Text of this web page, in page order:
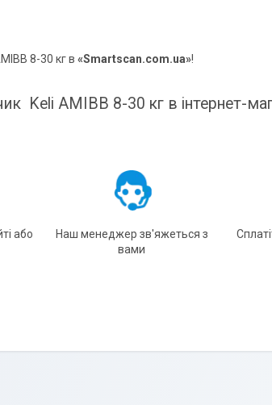
8-30 кг в «Smartscan.com.ua»!
Keli AMIВВ 8-30 кг в інтернет-
або
Наш менеджер зв'яжеться з
вами